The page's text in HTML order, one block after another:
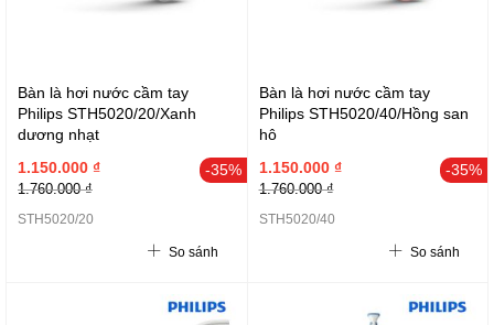
Bàn là hơi nước cầm tay
Philips STH5020/20/Xanh
dương nhạt
-35%
1.150.000 ₫
1.760.000 ₫
STH5020/20
So sánh
Bàn là hơi nước cầm tay
Philips STH5020/40/Hồng san
hô
-35%
1.150.000 ₫
1.760.000 ₫
STH5020/40
So sánh